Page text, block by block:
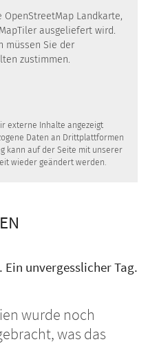
Landkarte,
ausgeliefert wird.
müssen Sie der
zustimmen.
externe Inhalte angezeigt
Daten an Drittplattformen
kann auf der Seite mit unserer
wieder geändert werden.
Ein unvergesslicher Tag.
wurde noch
was das